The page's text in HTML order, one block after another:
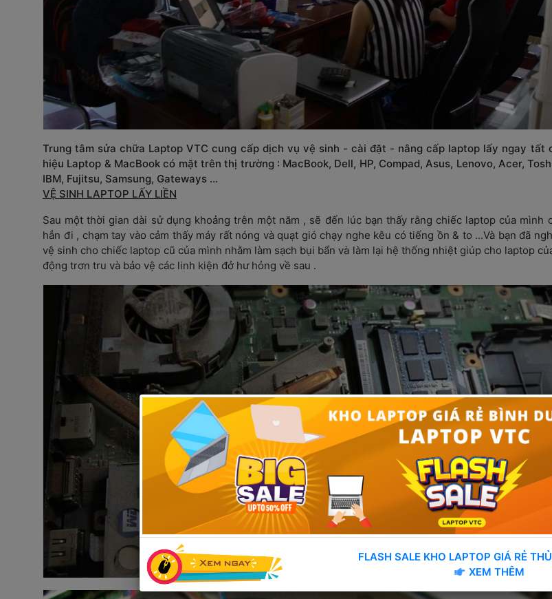
Trung tâm sửa chữa Laptop VTC cung cấp dịch vụ vệ sinh - cài đặt - nâng cấp laptop lấy ngay tất
hiệu Laptop & MacBook có mặt trên thị trường : MacBook, Dell, HP, Compad, Asus, Lenovo, Acer,
IBM, Fujitsu, Samsung, Gateways ...
VỆ SINH LAPTOP LẤY LIỀN
Sau một thời gian dài sử dụng khoảng trên một năm , sẽ đến lúc bạn thấy rằng chiếc laptop của mình
hẳn đi , chạm tay vào cảm thấy máy rất nóng và quạt gió chạy nghe kêu có tiếng ồn & to ...Và bạn đã
vệ sinh cho chiếc laptop cũ của mình nhằm làm sạch bụi bẩn và làm lại hệ thống nhiệt giúp cho laptop
động trơn tru và bảo vệ các linh kiện đở hư hỏng về sau .
FLASH SALE KHO LAPTOP GIÁ RẺ
XEM THÊM